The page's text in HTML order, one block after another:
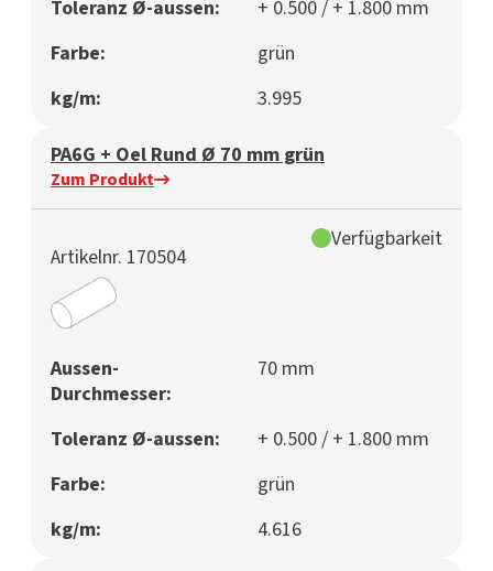
Toleranz Ø-aussen:
+ 0.500 / + 1.800 mm
Farbe:
grün
kg/m:
3.995
PA6G + Oel Rund Ø 70 mm grün
Zum Produkt
Artikelnr. 170504
Verfügbarkeit
Aussen-
Durchmesser:
70 mm
Toleranz Ø-aussen:
+ 0.500 / + 1.800 mm
Farbe:
grün
kg/m:
4.616